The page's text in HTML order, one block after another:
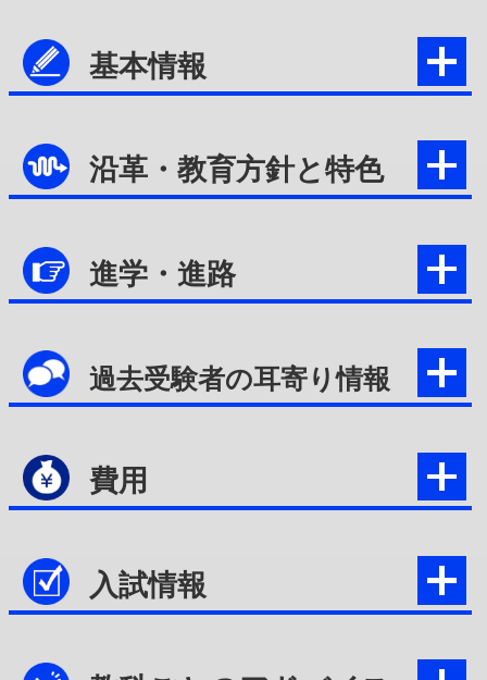
基本情報
沿革・教育方針と特色
進学・進路
過去受験者の耳寄り情報
費用
入試情報